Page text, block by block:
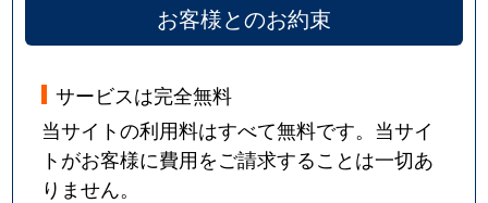
お客様とのお約束
サービスは完全無料
当サイトの利用料はすべて無料です。当サイ
トがお客様に費用をご請求することは一切あ
りません。